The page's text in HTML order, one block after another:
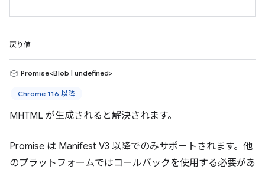
戻り値
Promise<Blob | undefined>
Chrome 116 以降
MHTML が生成されると解決されます。
Promise は Manifest V3 以降でのみサポートされます。他
のプラットフォームではコールバックを使用する必要があ